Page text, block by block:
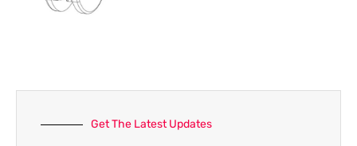
Get The Latest Updates